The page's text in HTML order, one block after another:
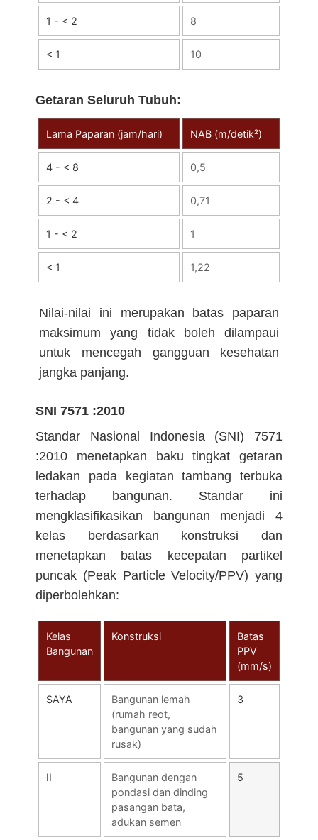
1 - < 2 8
< 1 10
Getaran Seluruh Tubuh:
Lama Paparan (jam/hari) NAB (m/detik²)
4 - < 8 0,5
2 - < 4 0,71
1 - < 2 1
< 1 1,22
Nilai-nilai ini merupakan batas paparan
maksimum yang tidak boleh dilampaui
untuk mencegah gangguan kesehatan
jangka panjang.
SNI 7571 :2010
Standar Nasional Indonesia (SNI) 7571
:2010 menetapkan baku tingkat getaran
ledakan pada kegiatan tambang terbuka
terhadap bangunan. Standar ini
mengklasifikasikan bangunan menjadi 4
kelas berdasarkan konstruksi dan
menetapkan batas kecepatan partikel
puncak (Peak Particle Velocity/PPV) yang
diperbolehkan:
Kelas
Bangunan
Konstruksi
Batas
PPV
(mm/s)
SAYA
Bangunan lemah
(rumah reot,
bangunan yang sudah
rusak)
3
II
Bangunan dengan
pondasi dan dinding
pasangan bata,
adukan semen
5